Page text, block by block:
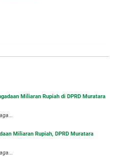
Miliaran Rupiah di DPRD Muratara
Miliaran Rupiah, DPRD Muratara